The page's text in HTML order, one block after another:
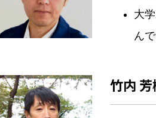
大
ん
竹内